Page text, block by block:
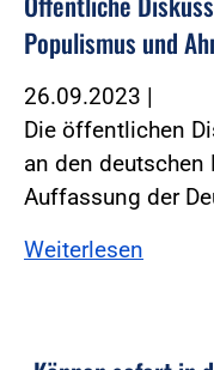
Populismus und
26.09.2023 |
Die öffentlichen
an den
Auffassung der
Weiterlesen